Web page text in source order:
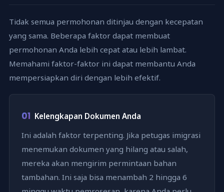
Tidak semua permohonan ditinjau dengan kecepatan
yang sama. Beberapa faktor dapat membuat
permohonan Anda lebih cepat atau lebih lambat.
Memahami faktor-faktor ini dapat membantu Anda
mempersiapkan diri dengan lebih efektif.
01 Kelengkapan Dokumen Anda
Ini adalah faktor terpenting. Jika petugas imigrasi
menemukan dokumen yang hilang atau salah,
mereka akan mengirim permintaan bahan
tambahan. Ini saja bisa menambah 2 hingga 6